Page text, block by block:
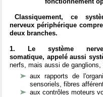
Classiquement, ce
nerveux périphérique
deux branches.
1. Le système
somatique, appelé aussi
nerfs, mais aussi de
aux rapports de
sensoriels, fibres
aux contrôles moteurs